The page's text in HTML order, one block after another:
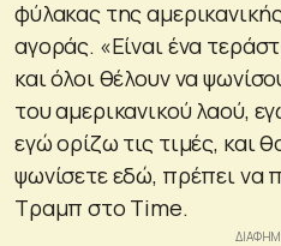
φύλακας της
αγοράς. «Είναι ένα
και όλοι θέλουν να
του αμερικανικού λαού,
εγώ ορίζω τις τιμές, και
ψωνίσετε εδώ, πρέπει να
Τραμπ στο Time.